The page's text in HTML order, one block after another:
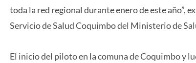
toda la red regional durante enero de este año”,
Servicio de Salud Coquimbo del Ministerio de
El inicio del piloto en la comuna de Coquimbo y